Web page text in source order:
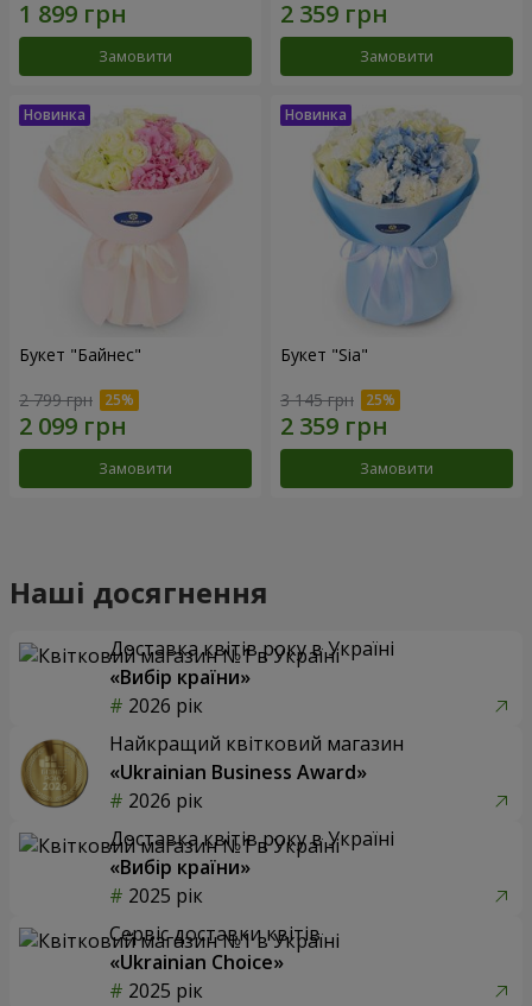
Замовити Замовити
Букет "Байнес"
2 799 грн
Замовити
Букет "Sia"
3 145 грн
Замовити
Наші досягнення
Доставка квітів року в Україні
«Вибір країни»
2026 рік
Найкращий квітковий магазин
«Ukrainian Business Award»
2026 рік
Доставка квітів року в Україні
«Вибір країни»
2025 рік
Сервіс доставки квітів
«Ukrainian Choice»
2025 рік